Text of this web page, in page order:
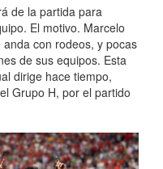
de la partida para
El motivo. Marcelo
con rodeos, y pocas
de sus equipos. Esta
dirige hace tiempo,
Grupo H, por el partido